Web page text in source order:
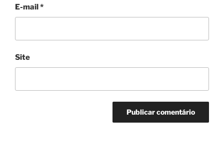
E-mail*
Site